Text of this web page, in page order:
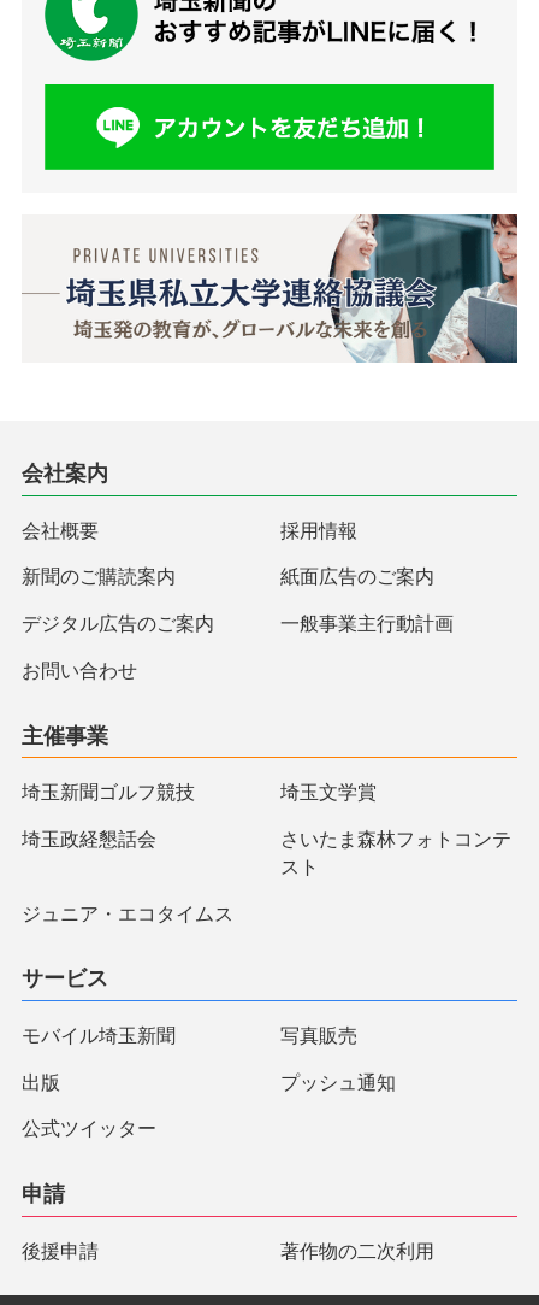
会社案内
会社概要 採用情報
新聞のご購読案内 紙面広告のご案内
デジタル広告のご案内 一般事業主行動計画
お問い合わせ
主催事業
埼玉新聞ゴルフ競技 埼玉文学賞
埼玉政経懇話会
さいたま森林フォトコンテ
スト
ジュニア・エコタイムス
サービス
モバイル埼玉新聞 写真販売
出版 プッシュ通知
公式ツイッター
申請
後援申請 著作物の二次利用